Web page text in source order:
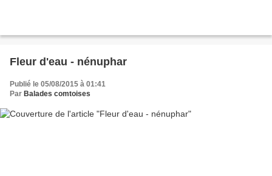
Fleur d'eau - nénuphar
Publié le 05/08/2015 à 01:41
Par Balades comtoises